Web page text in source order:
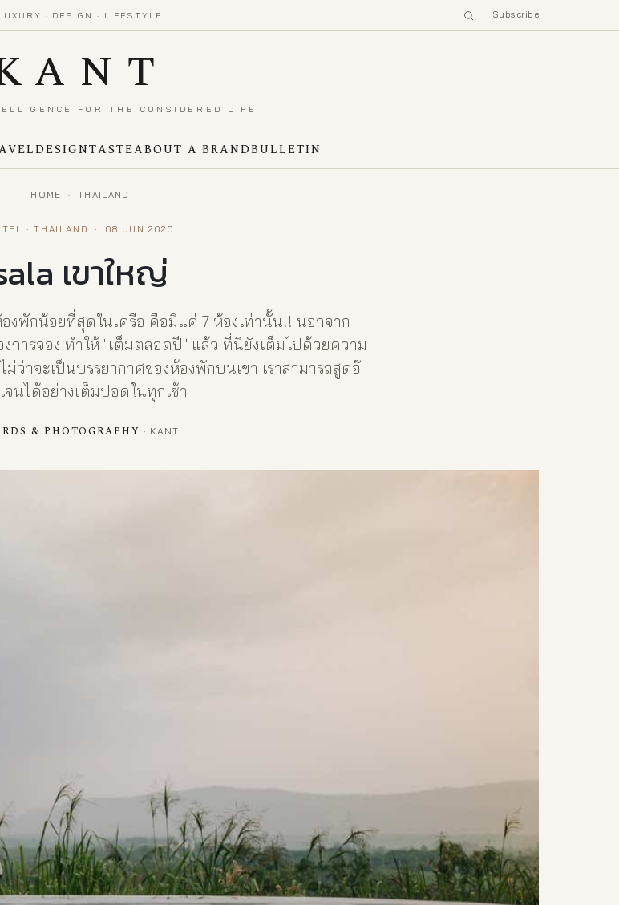
· DESIGN · LIFESTYLE Subscribe
FOR THE CONSIDERED LIFE
DESIGNTASTEABOUT A BRANDBULLETIN
HOME ·THAILAND
· THAILAND · 08 JUN 2020
เขาใหญ่
องพักน้อยที่สุดในเครือ คือมีแค่ 7 ห้องเท่านั้น!! นอกจาก
ารจอง ทำให้ "เต็มตลอดปี" แล้ว ที่นี่ยังเต็มไปด้วยความ
ว่าจะเป็นบรรยากาศของห้องพักบนเขา เราสามารถสูดอ๊
จนได้อย่างเต็มปอดในทุกเช้า
& PHOTOGRAPHY · KANT